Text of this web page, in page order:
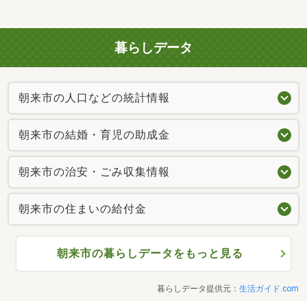
暮らしデータ
朝来市の人口などの統計情報
朝来市の結婚・育児の助成金
朝来市の治安・ごみ収集情報
朝来市の住まいの給付金
朝来市の暮らしデータをもっと見る
暮らしデータ提供元： 生活ガイド.com